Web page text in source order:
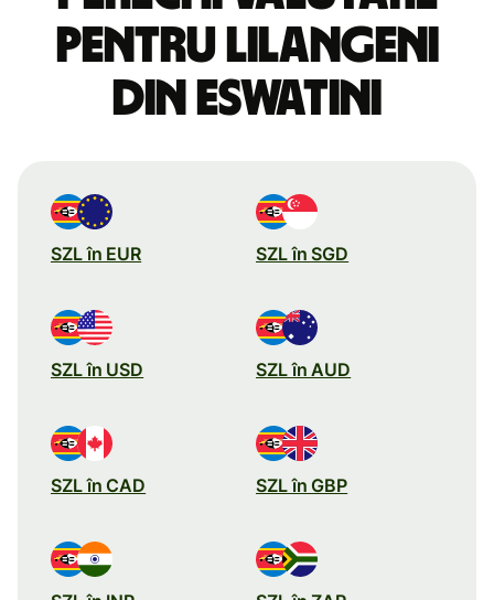
pentru lilangeni
din Eswatini
SZL în EUR SZL în SGD
SZL în USD SZL în AUD
SZL în CAD SZL în GBP